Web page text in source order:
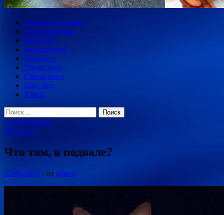
Главная страница
Демотиваторы
Истории
Карикатуры
Комиксы
Прикольно
Смехо-news
Шоу-биз
Юмор
Найти:
Главное меню
Истории
Что там, в подвале?
05.04.2019 - от admin